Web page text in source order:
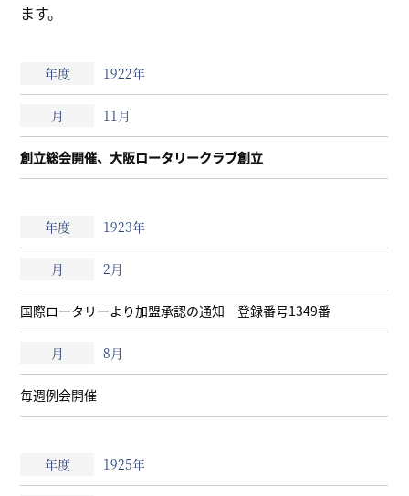
ます。
1922年
11月
創立総会開催、大阪ロータリークラブ創立
1923年
2月
国際ロータリーより加盟承認の通知 登録番号1349番
8月
毎週例会開催
1925年